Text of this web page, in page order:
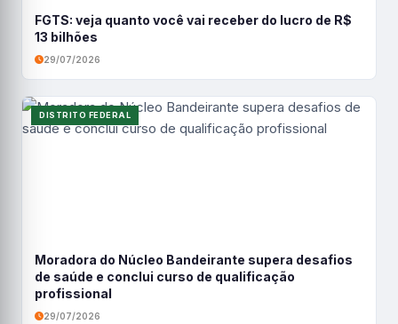
FGTS: veja quanto você vai receber do lucro de R$
13 bilhões
29/07/2026
DISTRITO FEDERAL
Moradora do Núcleo Bandeirante supera desafios
de saúde e conclui curso de qualificação
profissional
29/07/2026